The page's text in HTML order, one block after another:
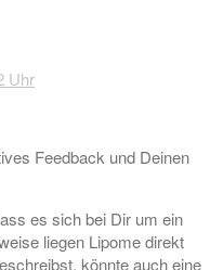
Uhr
Feedback und Deinen
es sich bei Dir um ein
liegen Lipome direkt
könnte auch eine